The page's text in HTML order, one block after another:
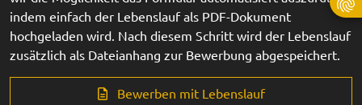
indem einfach der Lebenslauf als PDF-Dokument
hochgeladen wird. Nach diesem Schritt wird der Lebenslauf
zusätzlich als Dateianhang zur Bewerbung abgespeichert.
Bewerben mit Lebenslauf